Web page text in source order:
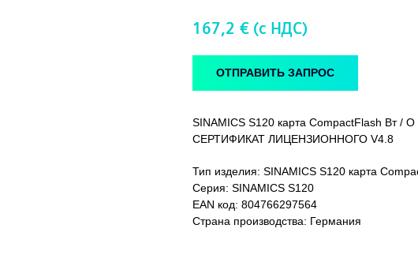
167,2 € (c НДС)
ОТПРАВИТЬ ЗАПРОС
SINAMICS S120 карта CompactFlash
СЕРТИФИКАТ ЛИЦЕНЗИОННОГО V4.8
Тип изделия: SINAMICS S120 карта
Серия: SINAMICS S120
EAN код: 804766297564
Страна производства: Германия